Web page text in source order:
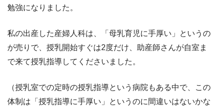
勉強になりました。
私の出産した産婦人科は、「母乳育児に手厚い」というの
が売りで、授乳開始すぐは2度だけ、助産師さんが自室ま
で来て授乳指導してくださいました。
（授乳室での定時の授乳指導という病院もある中で、この
体制は「授乳指導に手厚い」というのに間違いはないかな